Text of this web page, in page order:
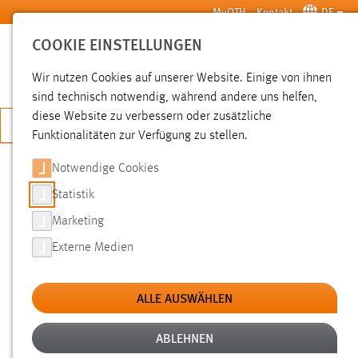
Zum Hauptinhalt springen MyOTH Kontakt DE
SUCHE
JETZT BEWERBEN
SUCHE
FILTER
Typ
Erstellungsdatum
COOKIE EINSTELLUNGEN
Wir nutzen Cookies auf unserer Website. Einige von ihnen
sind technisch notwendig, während andere uns helfen,
diese Website zu verbessern oder zusätzliche
Funktionalitäten zur Verfügung zu stellen.
Notwendige Cookies
Statistik
Marketing
Externe Medien
ALLE AUSWÄHLEN
ABLEHNEN